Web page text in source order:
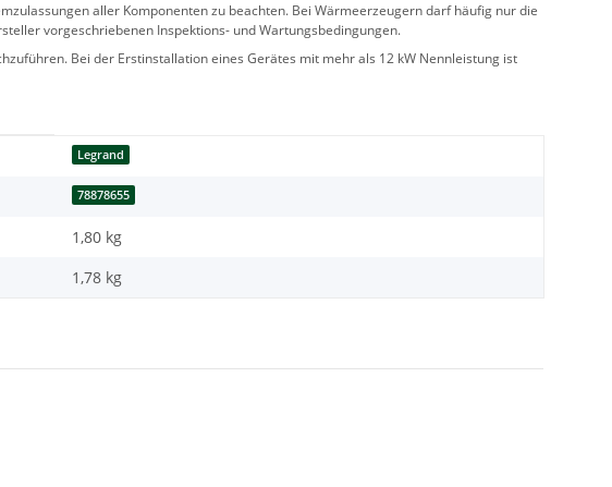
aller Komponenten zu beachten. Bei Wärmeerzeugern darf häufig nur die
vorgeschriebenen Inspektions- und Wartungsbedingungen.
Bei der Erstinstallation eines Gerätes mit mehr als 12 kW Nennleistung ist
Legrand
78878655
1,80 kg
1,78 kg